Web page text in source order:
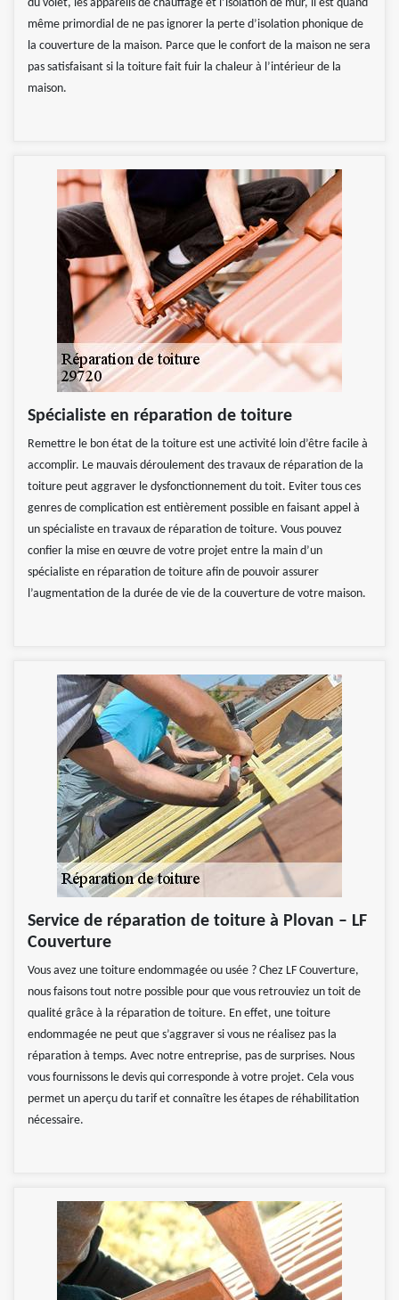
du volet, les appareils de chauffage et l’isolation de mur, il est quand
même primordial de ne pas ignorer la perte d’isolation phonique de
la couverture de la maison. Parce que le confort de la maison ne sera
pas satisfaisant si la toiture fait fuir la chaleur à l’intérieur de la
maison.
Spécialiste en réparation de toiture
Remettre le bon état de la toiture est une activité loin d’être facile à
accomplir. Le mauvais déroulement des travaux de réparation de la
toiture peut aggraver le dysfonctionnement du toit. Eviter tous ces
genres de complication est entièrement possible en faisant appel à
un spécialiste en travaux de réparation de toiture. Vous pouvez
confier la mise en œuvre de votre projet entre la main d’un
spécialiste en réparation de toiture afin de pouvoir assurer
l’augmentation de la durée de vie de la couverture de votre maison.
Service de réparation de toiture à Plovan – LF
Couverture
Vous avez une toiture endommagée ou usée ? Chez LF Couverture,
nous faisons tout notre possible pour que vous retrouviez un toit de
qualité grâce à la réparation de toiture. En effet, une toiture
endommagée ne peut que s’aggraver si vous ne réalisez pas la
réparation à temps. Avec notre entreprise, pas de surprises. Nous
vous fournissons le devis qui corresponde à votre projet. Cela vous
permet un aperçu du tarif et connaître les étapes de réhabilitation
nécessaire.